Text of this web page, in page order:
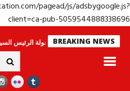
pagead/js/
client=ca-pub-
BREAKING NEWS
لا ينامون جولة الرئيس السيسي